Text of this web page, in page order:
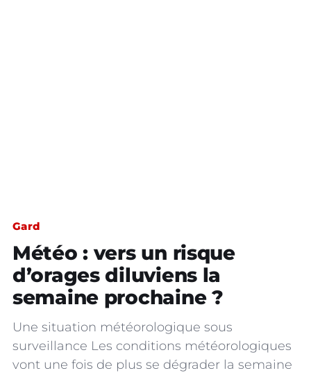
Gard
Météo : vers un risque
d’orages diluviens la
semaine prochaine ?
Une situation météorologique sous
surveillance Les conditions météorologiques
vont une fois de plus se dégrader la semaine